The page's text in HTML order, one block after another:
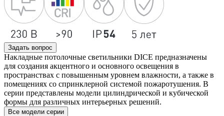
Задать вопрос
Накладные потолочные светильники DICE предназначены
для создания акцентного и основного освещения в
пространствах с повышенным уровнем влажности, а также в
помещениях со спринклерной системой пожаротушения. В
серии представлены модели цилиндрической и кубической
формы для различных интерьерных решений.
Все модели серии